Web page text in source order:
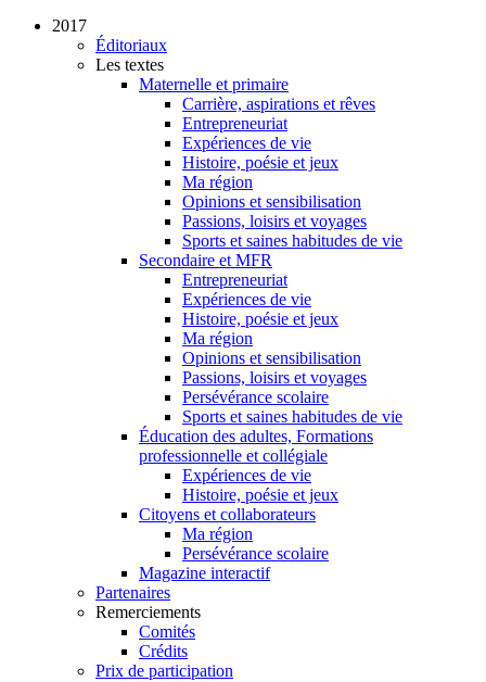
2017
Éditoriaux
Les textes
Maternelle et primaire
Carrière, aspirations et rêves
Entrepreneuriat
Expériences de vie
Histoire, poésie et jeux
Ma région
Opinions et sensibilisation
Passions, loisirs et voyages
Sports et saines habitudes de vie
Secondaire et MFR
Entrepreneuriat
Expériences de vie
Histoire, poésie et jeux
Ma région
Opinions et sensibilisation
Passions, loisirs et voyages
Persévérance scolaire
Sports et saines habitudes de vie
Éducation des adultes, Formations
professionnelle et collégiale
Expériences de vie
Histoire, poésie et jeux
Citoyens et collaborateurs
Ma région
Persévérance scolaire
Magazine interactif
Partenaires
Remerciements
Comités
Crédits
Prix de participation